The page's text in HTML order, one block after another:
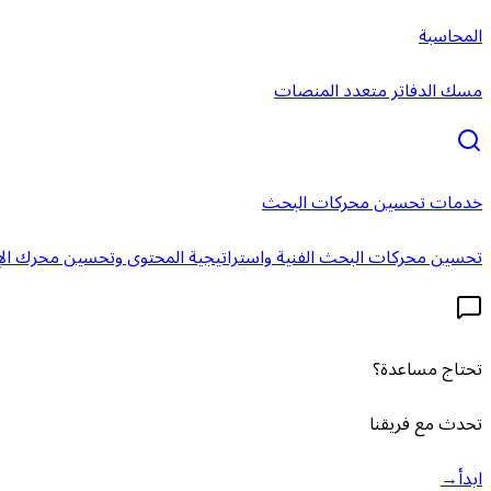
المحاسبة
مسك الدفاتر متعدد المنصات
خدمات تحسين محركات البحث
تحسين محركات البحث الفنية واستراتيجية المحتوى وتحسين محرك
تحتاج مساعدة؟
تحدث مع فريقنا
ابدأ→